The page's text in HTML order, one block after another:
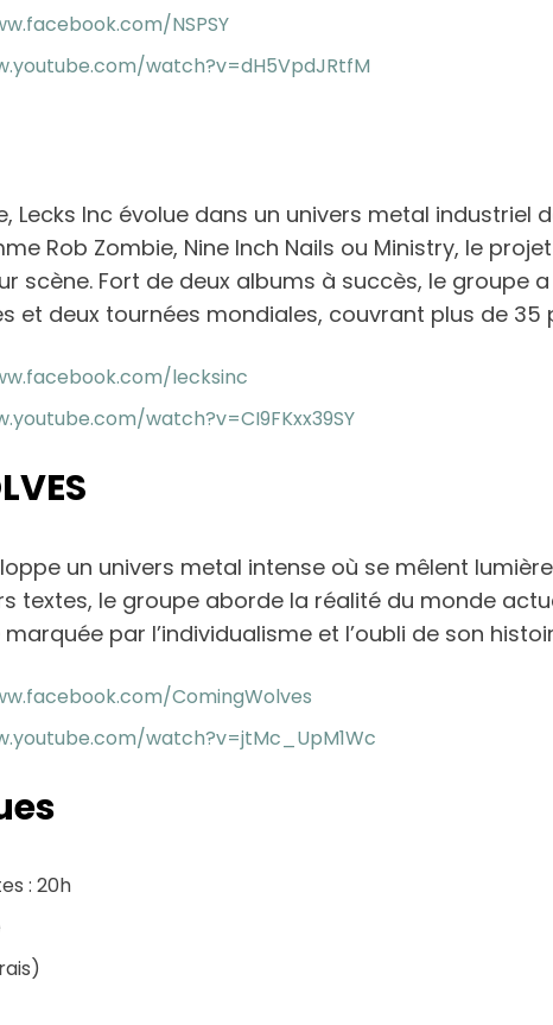
NSPSY
watch?v=dH5VpdJRtfM
Lecks Inc évolue dans un univers metal industriel
Rob Zombie, Nine Inch Nails ou Ministry, le
scène. Fort de deux albums à succès, le groupe
et deux tournées mondiales, couvrant plus de 35
lecksinc
watch?v=CI9FKxx39SY
un univers metal intense où se mêlent
textes, le groupe aborde la réalité du monde
par l’individualisme et l’oubli de son
ComingWolves
watch?v=jtMc_UpM1Wc
: 20h